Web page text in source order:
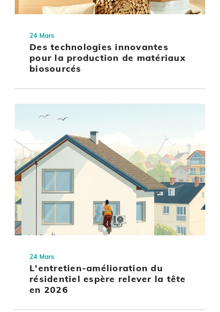
24 Mars
Des technologies innovantes
pour la production de matériaux
biosourcés
24 Mars
L'entretien-amélioration du
résidentiel espère relever la tête
en 2026